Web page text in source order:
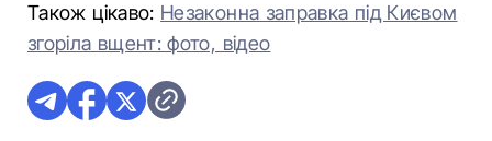
Також цікаво: Незаконна заправка під Києвом
згоріла вщент: фото, відео